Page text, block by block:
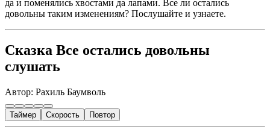
да и поменялись хвостами да лапами. Все ли остались
довольны таким изменениям? Послушайте и узнаете.
Сказка Все остались довольны
слушать
Автор: Рахиль Баумволь
Таймер Скорость Повтор